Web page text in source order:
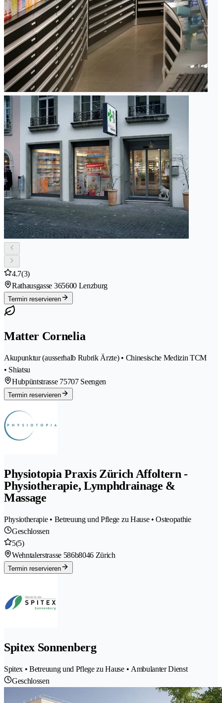
4.7(3)
Rathausgasse 365600 Lenzburg
Termin reservieren
Matter Cornelia
Akupunktur (ausserhalb Rubrik Ärzte) • Chinesische Medizin TCM
• Shiatsu
Hubpüntstrasse 75707 Seengen
Termin reservieren
Physiotopia Praxis Zürich Affoltern -
Physiotherapie, Lymphdrainage &
Massage
Physiotherapie • Betreuung und Pflege zu Hause • Osteopathie
Geschlossen
5(5)
Wehntalerstrasse 586b8046 Zürich
Termin reservieren
Spitex Sonnenberg
Spitex • Betreuung und Pflege zu Hause • Ambulanter Dienst
Geschlossen